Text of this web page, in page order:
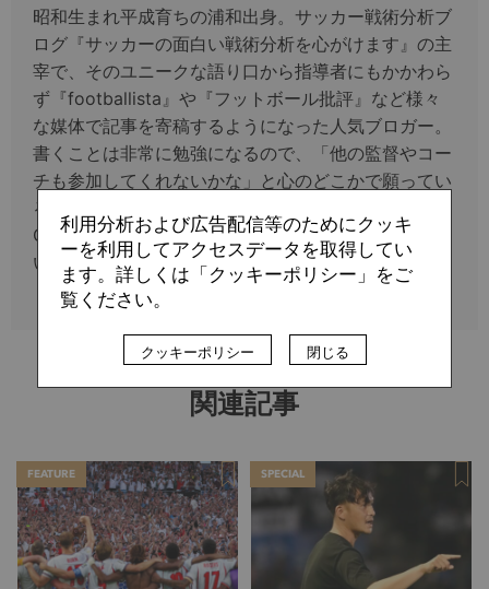
昭和生まれ平成育ちの浦和出身。サッカー戦術分析ブ
ログ『サッカーの面白い戦術分析を心がけます』の主
宰で、そのユニークな語り口から指導者にもかかわら
ず『footballista』や『フットボール批評』など様々
な媒体で記事を寄稿するようになった人気ブロガー。
書くことは非常に勉強になるので、「他の監督やコー
チも参加してくれないかな」と心のどこかで願ってい
る。好きなバンドは、マンチェスター出身のNew
Order。 著書に『アナリシス・アイ サッカーの面白
い戦術分析の方法、教えます』 （小学館）。
関連記事
FEATURE SPECIAL
利用分析および広告配信等のためにクッキ
ーを利用してアクセスデータを取得してい
ます。詳しくは「クッキーポリシー」をご
覧ください。
クッキーポリシー 閉じる